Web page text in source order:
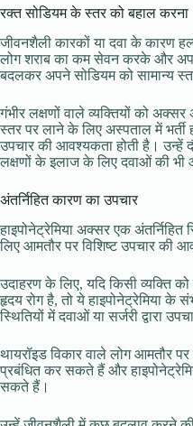
रक्त सोडियम के स्तर को बहाल करना
जीवनशैली कारकों या दवा के कारण
लोग शराब का कम सेवन करके और
बदलकर अपने सोडियम को सामान्य
गंभीर लक्षणों वाले व्यक्तियों को
स्तर पर लाने के लिए अस्पताल में
उपचार की आवश्यकता होती है। उन्हें
लक्षणों के इलाज के लिए दवाओं की
अंतर्निहित कारण का उपचार
हाइपोनेट्रेमिया अक्सर एक
लिए आमतौर पर विशिष्ट उपचार की
उदाहरण के लिए, यदि किसी व्यक्ति को
हृदय रोग है, तो ये हाइपोनेट्रेमिया के
स्थितियों में दवाओं या सर्जरी द्वारा
थायरॉइड विकार वाले लोग आमतौर
प्रबंधित कर सकते हैं और
सकते हैं।